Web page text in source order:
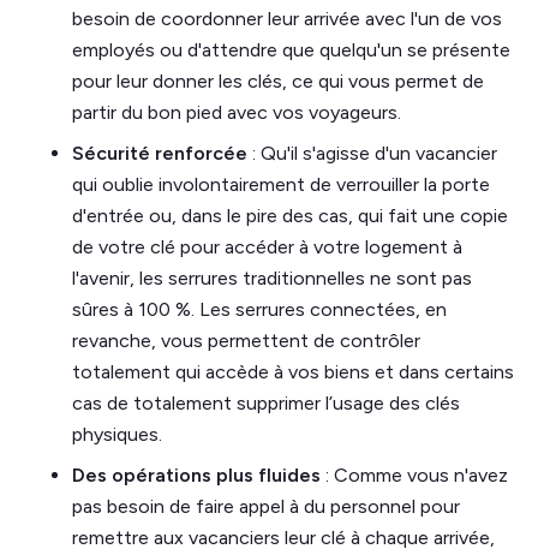
besoin de coordonner leur arrivée avec l'un de vos
employés ou d'attendre que quelqu'un se présente
pour leur donner les clés, ce qui vous permet de
partir du bon pied avec vos voyageurs.
Sécurité renforcée : Qu'il s'agisse d'un vacancier
qui oublie involontairement de verrouiller la porte
d'entrée ou, dans le pire des cas, qui fait une copie
de votre clé pour accéder à votre logement à
l'avenir, les serrures traditionnelles ne sont pas
sûres à 100 %. Les serrures connectées, en
revanche, vous permettent de contrôler
totalement qui accède à vos biens et dans certains
cas de totalement supprimer l’usage des clés
physiques.
Des opérations plus fluides : Comme vous n'avez
pas besoin de faire appel à du personnel pour
remettre aux vacanciers leur clé à chaque arrivée,